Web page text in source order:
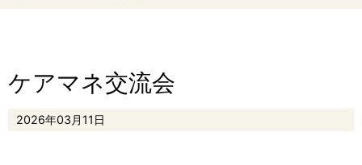
ケアマネ交流会
2026年03月11日